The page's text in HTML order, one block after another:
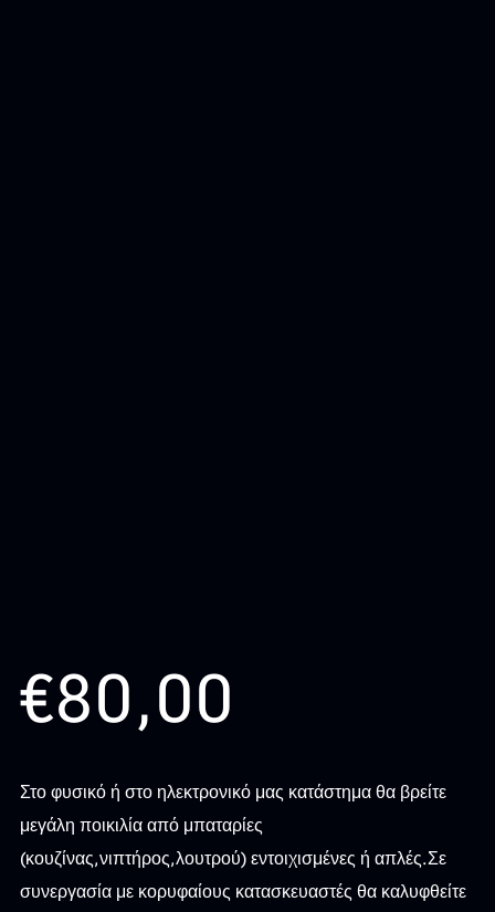
€80,00
Στο φυσικό ή στο ηλεκτρονικό μας κατάστημα θα βρείτε
μεγάλη ποικιλία από μπαταρίες
(κουζίνας,νιπτήρος,λουτρού) εντοιχισμένες ή απλές.Σε
συνεργασία με κορυφαίους κατασκευαστές θα καλυφθείτε